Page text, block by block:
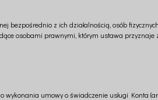
bezpośrednio z ich działalnością, osób
osobami prawnymi, którym ustawa przyznaje
wykonania umowy o świadczenie usługi Konta